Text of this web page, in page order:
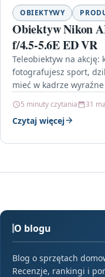
OBIEKTYWY
Obiektyw Nikon
f/4.5-5.6E ED VR
Teleobiektyw na akcję:
fotografujesz sport,
mieć w kadrze
5 minuty czytania 31
Czytaj więcej
O blogu
Blog o sprzętach
Recenzje, rankingi i